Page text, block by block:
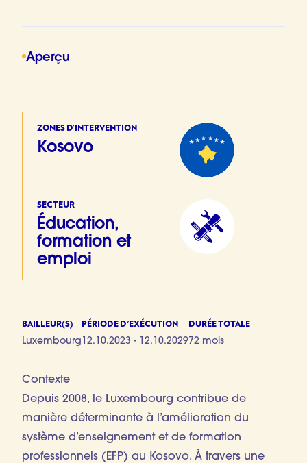
Aperçu
ZONES D’INTERVENTION
Kosovo
SECTEUR
Éducation,
formation et
emploi
BAILLEUR(S)
Luxembourg
PÉRIODE D'EXÉCUTION
12.10.2023 - 12.10.2029
DURÉE TOTALE
72 mois
Contexte
Depuis 2008, le Luxembourg contribue de
manière déterminante à l’amélioration du
système d’enseignement et de formation
professionnels (EFP) au Kosovo. À travers une